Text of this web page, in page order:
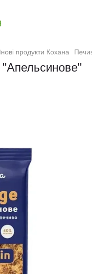
продукти Кохана Печиво
"Апельсинове"